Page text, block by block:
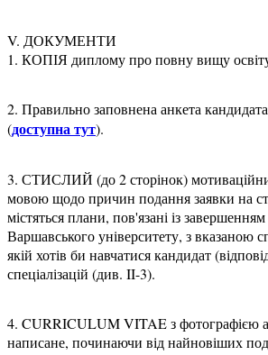
V. ДОКУМЕНТИ
1. КОПІЯ диплому про повну вищу
2. Правильно заповнена анкета
(доступна тут).
3. СТИСЛИЙ (до 2 сторінок)
мовою щодо причин подання заявки на
містяться плани, пов'язані із
Варшавського університету, з вказаною
якій хотів би навчатися кандидат
спеціалізацій (див. II-3).
4. CURRICULUM VITAE з фотографією
написане, починаючи від найновіших